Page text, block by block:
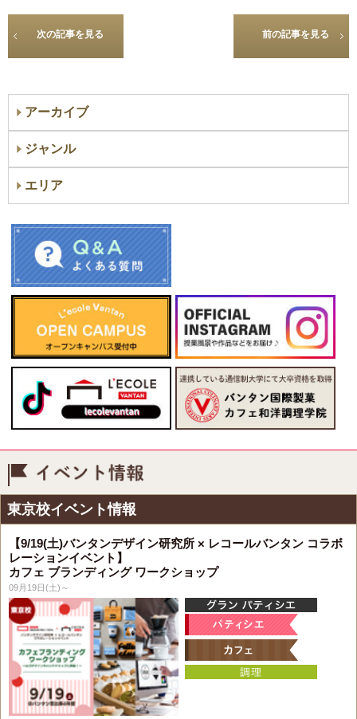
次の記事を見る 前の記事を見る
アーカイブ
ジャンル
エリア
東京校イベント情報
【9/19(土)バンタンデザイン研究所 × レコールバンタン コラボ
レーションイベント】
カフェ ブランディング ワークショップ
09月19日(土)～